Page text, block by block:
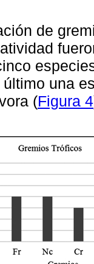
de
una
(Figura 4